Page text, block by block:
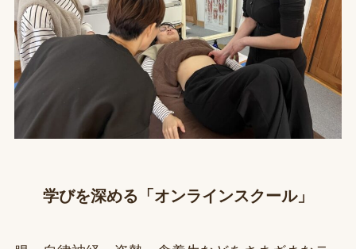
学びを深める「オンラインスクール」